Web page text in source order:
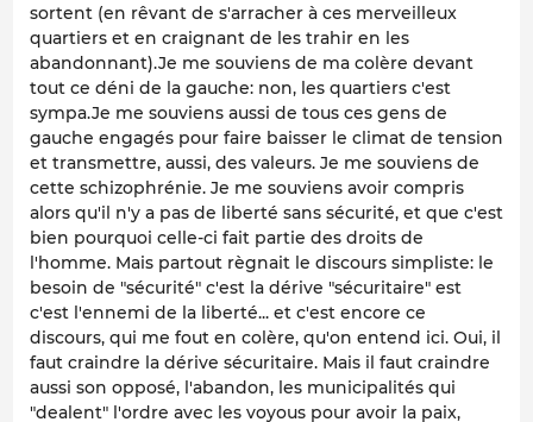
sortent (en rêvant de s'arracher à ces merveilleux
quartiers et en craignant de les trahir en les
abandonnant).Je me souviens de ma colère devant
tout ce déni de la gauche: non, les quartiers c'est
sympa.Je me souviens aussi de tous ces gens de
gauche engagés pour faire baisser le climat de tension
et transmettre, aussi, des valeurs. Je me souviens de
cette schizophrénie. Je me souviens avoir compris
alors qu'il n'y a pas de liberté sans sécurité, et que c'est
bien pourquoi celle-ci fait partie des droits de
l'homme. Mais partout règnait le discours simpliste: le
besoin de "sécurité" c'est la dérive "sécuritaire" est
c'est l'ennemi de la liberté... et c'est encore ce
discours, qui me fout en colère, qu'on entend ici. Oui, il
faut craindre la dérive sécuritaire. Mais il faut craindre
aussi son opposé, l'abandon, les municipalités qui
"dealent" l'ordre avec les voyous pour avoir la paix,